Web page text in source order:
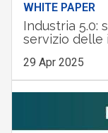
WHITE PAPER
Industria 5.0:
servizio delle
29 Apr 2025